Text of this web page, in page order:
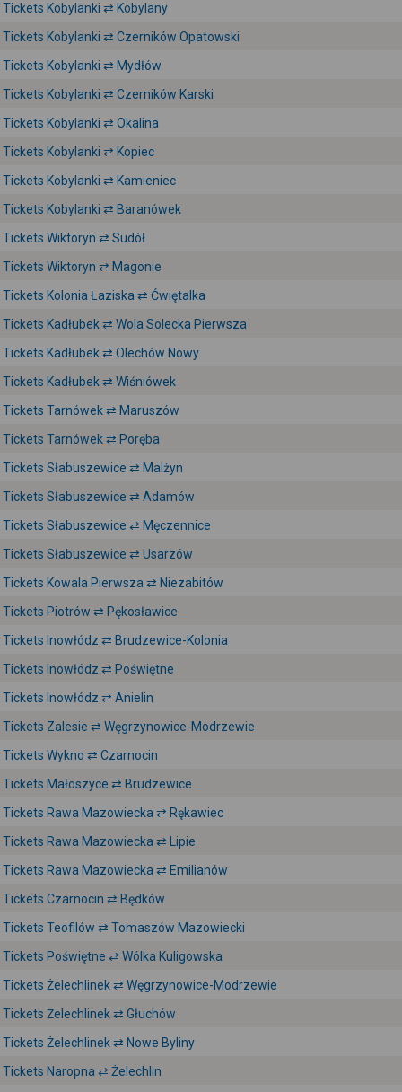
Tickets Kobylanki ⇄ Kobylany
Tickets Kobylanki ⇄ Czerników Opatowski
Tickets Kobylanki ⇄ Mydłów
Tickets Kobylanki ⇄ Czerników Karski
Tickets Kobylanki ⇄ Okalina
Tickets Kobylanki ⇄ Kopiec
Tickets Kobylanki ⇄ Kamieniec
Tickets Kobylanki ⇄ Baranówek
Tickets Wiktoryn ⇄ Sudół
Tickets Wiktoryn ⇄ Magonie
Tickets Kolonia Łaziska ⇄ Ćwiętalka
Tickets Kadłubek ⇄ Wola Solecka Pierwsza
Tickets Kadłubek ⇄ Olechów Nowy
Tickets Kadłubek ⇄ Wiśniówek
Tickets Tarnówek ⇄ Maruszów
Tickets Tarnówek ⇄ Poręba
Tickets Słabuszewice ⇄ Malżyn
Tickets Słabuszewice ⇄ Adamów
Tickets Słabuszewice ⇄ Męczennice
Tickets Słabuszewice ⇄ Usarzów
Tickets Kowala Pierwsza ⇄ Niezabitów
Tickets Piotrów ⇄ Pękosławice
Tickets Inowłódz ⇄ Brudzewice-Kolonia
Tickets Inowłódz ⇄ Poświętne
Tickets Inowłódz ⇄ Anielin
Tickets Zalesie ⇄ Węgrzynowice-Modrzewie
Tickets Wykno ⇄ Czarnocin
Tickets Małoszyce ⇄ Brudzewice
Tickets Rawa Mazowiecka ⇄ Rękawiec
Tickets Rawa Mazowiecka ⇄ Lipie
Tickets Rawa Mazowiecka ⇄ Emilianów
Tickets Czarnocin ⇄ Będków
Tickets Teofilów ⇄ Tomaszów Mazowiecki
Tickets Poświętne ⇄ Wólka Kuligowska
Tickets Żelechlinek ⇄ Węgrzynowice-Modrzewie
Tickets Żelechlinek ⇄ Głuchów
Tickets Żelechlinek ⇄ Nowe Byliny
Tickets Naropna ⇄ Żelechlin